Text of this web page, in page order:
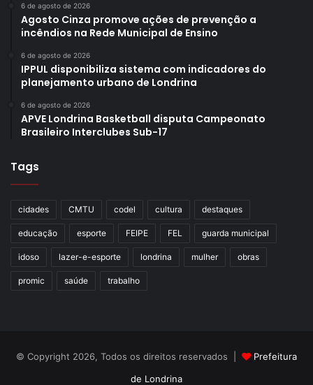
6 de agosto de 2026
Agosto Cinza promove ações de prevenção a
incêndios na Rede Municipal de Ensino
6 de agosto de 2026
IPPUL disponibiliza sistema com indicadores do
planejamento urbano de Londrina
6 de agosto de 2026
APVE Londrina Basketball disputa Campeonato
Brasileiro Interclubes Sub-17
Tags
cidades CMTU codel cultura destaques
educação esporte FEIPE FEL guarda municipal
idoso lazer-e-esporte londrina mulher obras
promic saúde trabalho
© Copyright 2026, Todos os direitos reservados |
Prefeitura
de Londrina